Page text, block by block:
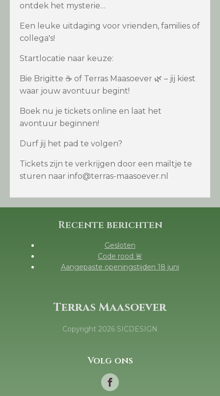
ontdek het mysterie…
Een leuke uitdaging voor vrienden, families of
collega's!
Startlocatie naar keuze:
Bie Brigitte ☕ of Terras Maasoever 🌿 – jij kiest
waar jouw avontuur begint!
Boek nu je tickets online en laat het
avontuur beginnen!
Durf jij het pad te volgen?
Tickets zijn te verkrijgen door een mailtje te
sturen naar info@terras-maasoever.nl
Recente berichten
Gesloten
Code rood 🚨
Aangepaste openingstijden 18 juni
Terras Maasoever
Copyright 2026 SICDESIGN
Volg ons